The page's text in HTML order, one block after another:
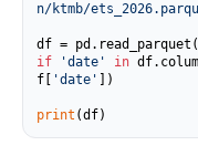
n/ktmb/
if
'date' in
f[
'date' ])
print (df)